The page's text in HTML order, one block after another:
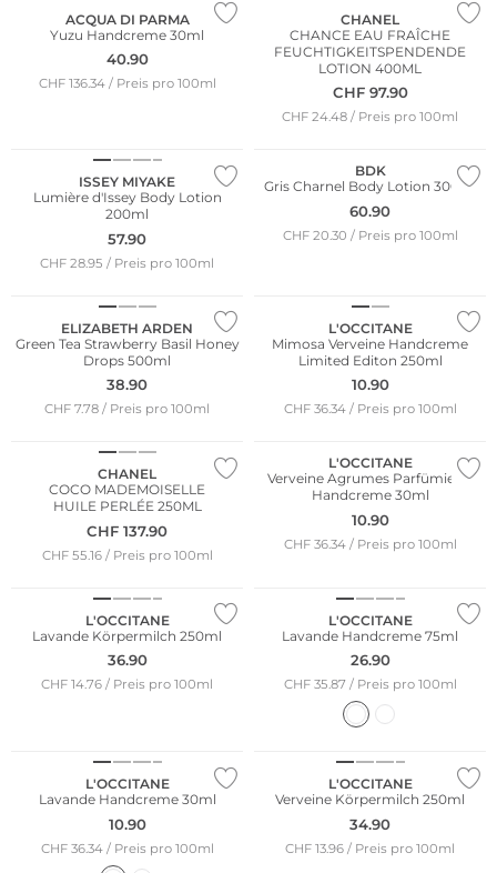
ACQUA DI PARMA
Yuzu Handcreme 30ml
40.90
CHF 136.34 / Preis pro 100ml
CHANEL
CHANCE EAU FRAÎCHE
FEUCHTIGKEITSPENDENDE
LOTION 400ML
CHF 97.90
CHF 24.48 / Preis pro 100ml
ISSEY MIYAKE
Lumière d'Issey Body Lotion
200ml
57.90
CHF 28.95 / Preis pro 100ml
BDK
Gris Charnel Body Lotion 300ml
60.90
CHF 20.30 / Preis pro 100ml
ELIZABETH ARDEN
Green Tea Strawberry Basil Honey
Drops 500ml
38.90
CHF 7.78 / Preis pro 100ml
L'OCCITANE
Mimosa Verveine Handcreme
Limited Editon 250ml
10.90
CHF 36.34 / Preis pro 100ml
CHANEL
COCO MADEMOISELLE
HUILE PERLÉE 250ML
CHF 137.90
CHF 55.16 / Preis pro 100ml
L'OCCITANE
Verveine Agrumes Parfümierte
Handcreme 30ml
10.90
CHF 36.34 / Preis pro 100ml
L'OCCITANE
Lavande Körpermilch 250ml
36.90
CHF 14.76 / Preis pro 100ml
L'OCCITANE
Lavande Handcreme 75ml
26.90
CHF 35.87 / Preis pro 100ml
L'OCCITANE
Lavande Handcreme 30ml
10.90
CHF 36.34 / Preis pro 100ml
L'OCCITANE
Verveine Körpermilch 250ml
34.90
CHF 13.96 / Preis pro 100ml